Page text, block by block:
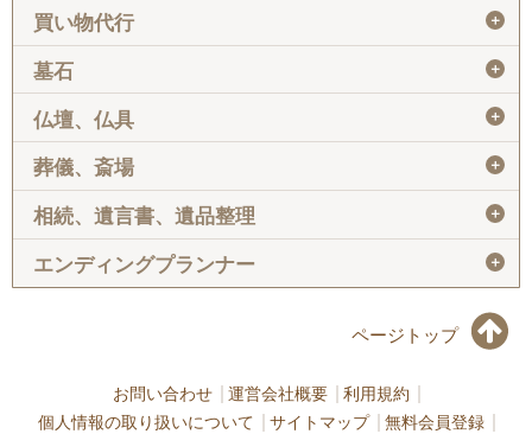
買い物代行 ＋
墓石 ＋
仏壇、仏具 ＋
葬儀、斎場 ＋
相続、遺言書、遺品整理 ＋
エンディングプランナー ＋
ページトップ
お問い合わせ 運営会社概要
利用規約
個人情報の取り扱いについて
サイトマップ
無料会員登録